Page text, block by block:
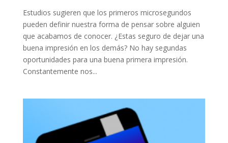
Estudios sugieren que los primeros microsegundos
pueden definir nuestra forma de pensar sobre alguien
que acabamos de conocer. ¿Estas seguro de dejar una
buena impresión en los demás? No hay segundas
oportunidades para una buena primera impresión.
Constantemente nos...